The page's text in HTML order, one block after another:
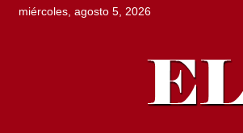
miércoles, agosto 5, 2026